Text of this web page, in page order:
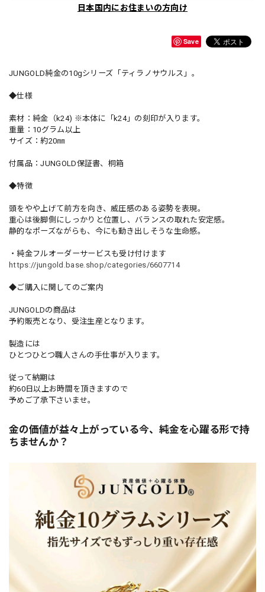
日本国内にお住まいの方向け
Save
JUNGOLD純金の10gシリーズ「ティラノサウルス」。
◆仕様
素材：純金（k24) ※本体に「k24」の刻印が入ります。
重量：10グラム以上
サイズ：約20㎜
付属品：JUNGOLD保証書、桐箱
◆特徴
頭をやや上げて前方を向き、威圧感のある姿勢を表現。
重心は後脚側にしっかりと位置し、バランスの取れた安定感。
静的なポーズながらも、今にも動き出しそうな生命感。
・純金フルオーダーサービスも受け付けます
https://jungold.base.shop/categories/6607714
◆ご購入に関してのご案内
JUNGOLDの商品は
予約販売となり、受注生産となります。
製造には
ひとつひとつ職人さんの手仕事が入ります。
従って納期は
約60日以上お時間を頂きますので
予めご了承下さいませ。
金の価値が益々上がっている今、純金を心躍る形で持
ちませんか？